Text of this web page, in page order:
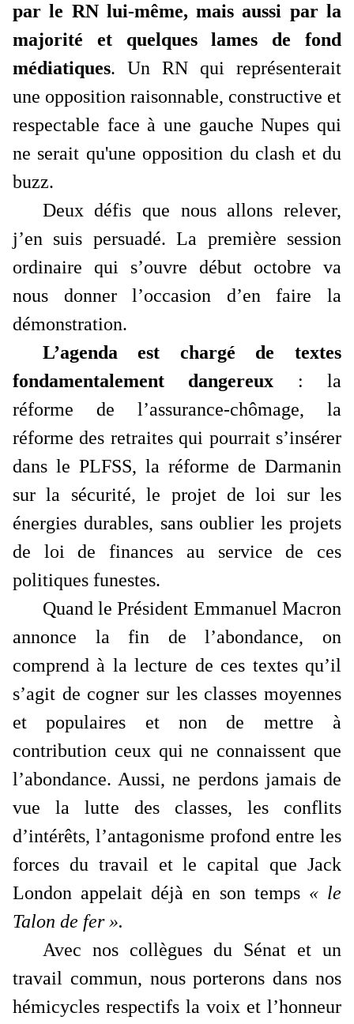
par le RN lui-même, mais aussi par la
majorité et quelques lames de fond
médiatiques. Un RN qui représenterait
une opposition raisonnable, constructive et
respectable face à une gauche Nupes qui
ne serait qu'une opposition du clash et du
buzz.
Deux défis que nous allons relever,
j’en suis persuadé. La première session
ordinaire qui s’ouvre début octobre va
nous donner l’occasion d’en faire la
démonstration.
L’agenda est chargé de textes
fondamentalement dangereux : la
réforme de l’assurance-chômage, la
réforme des retraites qui pourrait s’insérer
dans le PLFSS, la réforme de Darmanin
sur la sécurité, le projet de loi sur les
énergies durables, sans oublier les projets
de loi de finances au service de ces
politiques funestes.
Quand le Président Emmanuel Macron
annonce la fin de l’abondance, on
comprend à la lecture de ces textes qu’il
s’agit de cogner sur les classes moyennes
et populaires et non de mettre à
contribution ceux qui ne connaissent que
l’abondance. Aussi, ne perdons jamais de
vue la lutte des classes, les conflits
d’intérêts, l’antagonisme profond entre les
forces du travail et le capital que Jack
London appelait déjà en son temps « le
Talon de fer ».
Avec nos collègues du Sénat et un
travail commun, nous porterons dans nos
hémicycles respectifs la voix et l’honneur